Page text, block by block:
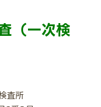
（一次検
査所